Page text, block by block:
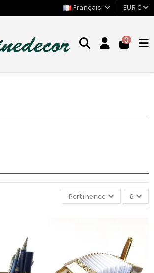
Français EUR €
0
Pertinence 6